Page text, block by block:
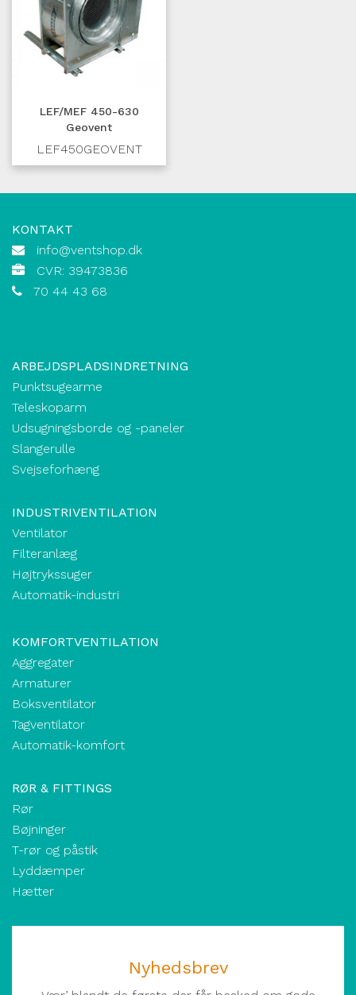
LEF/MEF 450-630
Geovent
LEF450GEOVENT
KONTAKT
info@ventshop.dk
CVR: 39473836
70 44 43 68
ARBEJDSPLADSINDRETNING
Punktsugearme
Teleskoparm
Udsugningsborde og -paneler
Slangerulle
Svejseforhæng
INDUSTRIVENTILATION
Ventilator
Filteranlæg
Højtrykssuger
Automatik-industri
KOMFORTVENTILATION
Aggregater
Armaturer
Boksventilator
Tagventilator
Automatik-komfort
RØR & FITTINGS
Rør
Bøjninger
T-rør og påstik
Lyddæmper
Hætter
Nyhedsbrev